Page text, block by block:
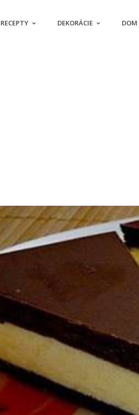
RECEPTY DEKORÁCIE